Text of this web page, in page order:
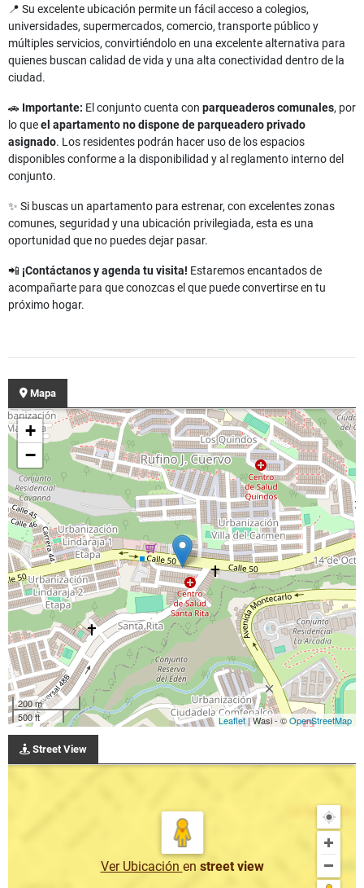
📍 Su excelente ubicación permite un fácil acceso a colegios,
universidades, supermercados, comercio, transporte público y
múltiples servicios, convirtiéndolo en una excelente alternativa para
quienes buscan calidad de vida y una alta conectividad dentro de la
ciudad.
🚗 Importante: El conjunto cuenta con parqueaderos comunales, por
lo queel apartamento no dispone de parqueadero privado
asignado. Los residentes podrán hacer uso de los espacios
disponibles conforme a la disponibilidad y al reglamento interno del
conjunto.
✨ Si buscas un apartamento para estrenar, con excelentes zonas
comunes, seguridad y una ubicación privilegiada, esta es una
oportunidad que no puedes dejar pasar.
📲 ¡Contáctanos y agenda tu visita! Estaremos encantados de
acompañarte para que conozcas el que puede convertirse en tu
próximo hogar.
Mapa
+
−
200 m
500 ft
Leaflet| Wasi - ©OpenStreetMap
Street View
Ver Ubicación en street view